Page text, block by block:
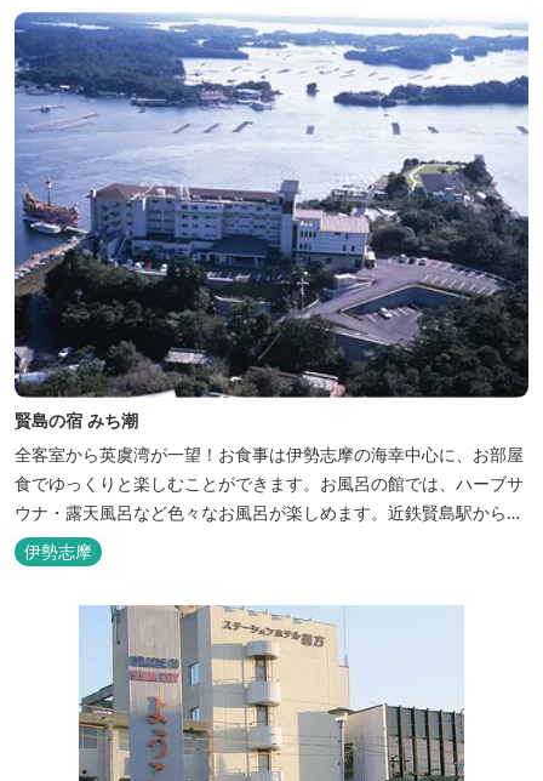
賢島の宿 みち潮
全客室から英虞湾が一望！お食事は伊勢志摩の海幸中心に、お部屋
食でゆっくりと楽しむことができます。お風呂の館では、ハーブサ
ウナ・露天風呂など色々なお風呂が楽しめます。近鉄賢島駅から歩
いて5分と好立地です。
伊勢志摩